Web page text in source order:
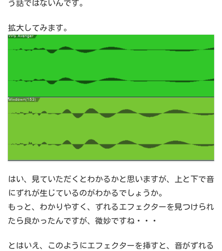
う話ではないんです。
拡大してみます。
はい、見ていただくとわかるかと思いますが、上と下で音
にずれが生じているのがわかるでしょうか。
もっと、わかりやすく、ずれるエフェクターを見つけられ
たら良かったんですが、微妙ですね・・・
とはいえ、このようにエフェクターを挿すと、音がずれる